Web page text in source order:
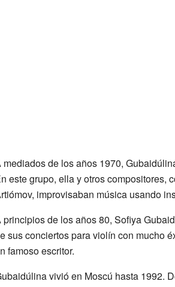
mediados de los años 1970,
este grupo, ella y otros compositores,
improvisaban música usando
principios de los años 80, Sofiya
sus conciertos para violín con mucho
famoso escritor.
vivió en Moscú hasta 1992.